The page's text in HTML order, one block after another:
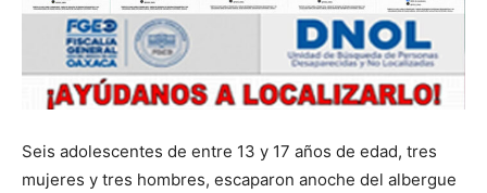
Seis adolescentes de entre 13 y 17 años de edad, tres
mujeres y tres hombres, escaparon anoche del albergue